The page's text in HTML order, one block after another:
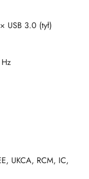
USB 3.0 (tył)
UKCA, RCM, IC,